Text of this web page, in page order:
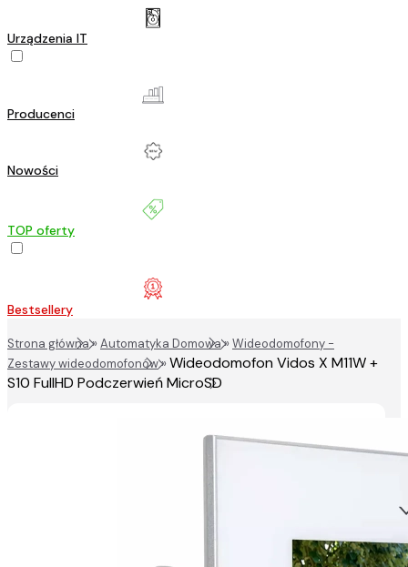
Urządzenia IT
Producenci
Nowości
TOP oferty
Bestsellery
Strona główna»Automatyka Domowa»Wideodomofony -
Zestawy wideodomofonów»Wideodomofon Vidos X M11W +
S10 FullHD Podczerwień MicroSD